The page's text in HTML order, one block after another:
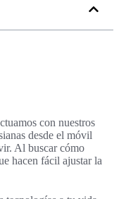
con nuestros
desde el móvil
Al buscar cómo
hacen fácil ajustar la